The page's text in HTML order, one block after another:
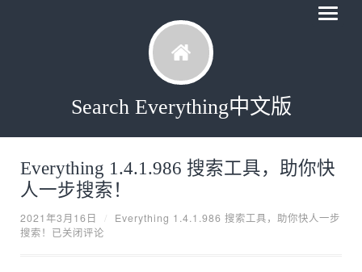
Search Everything中文版
Everything 1.4.1.986 搜索工具，助你快
人一步搜索！
2021年3月16日
Everything 1.4.1.986 搜索工具，助你快人一步
搜索！ 已关闭评论